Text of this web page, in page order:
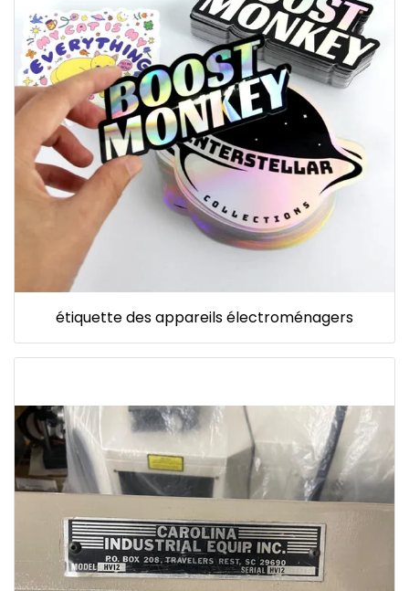
étiquette des appareils électroménagers